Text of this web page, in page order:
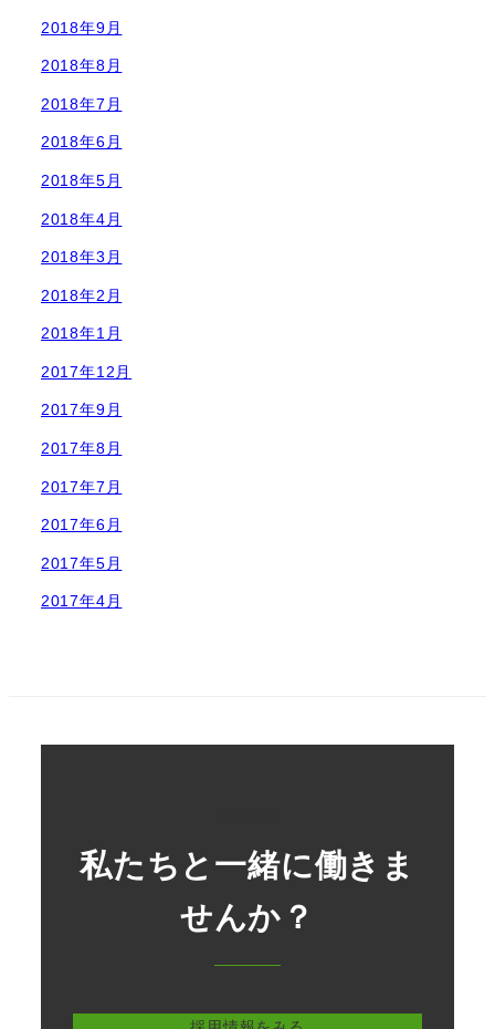
2018年9月
2018年8月
2018年7月
2018年6月
2018年5月
2018年4月
2018年3月
2018年2月
2018年1月
2017年12月
2017年9月
2017年8月
2017年7月
2017年6月
2017年5月
2017年4月
私たちと一緒に働きま
せんか？